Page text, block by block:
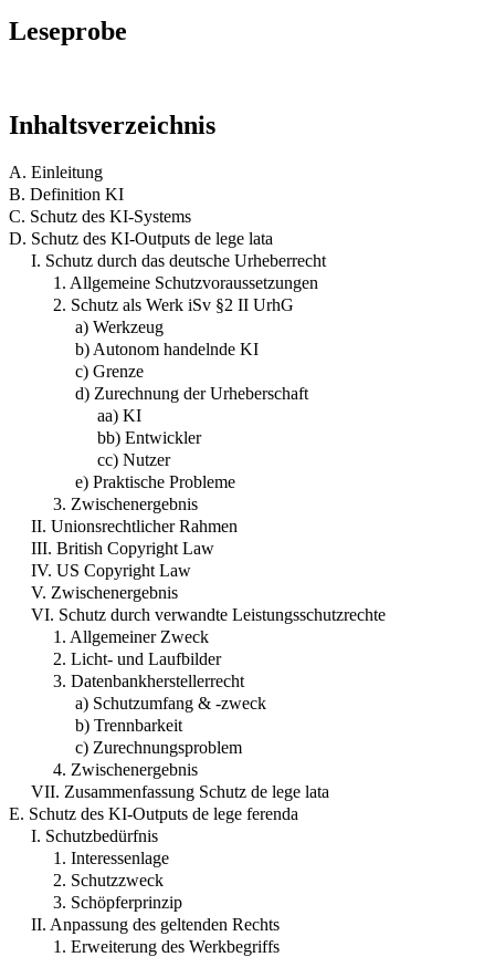
Leseprobe
Inhaltsverzeichnis
A. Einleitung
B. Definition KI
C. Schutz des KI-Systems
D. Schutz des KI-Outputs de lege lata
I. Schutz durch das deutsche Urheberrecht
1. Allgemeine Schutzvoraussetzungen
2. Schutz als Werk iSv §2 II UrhG
a) Werkzeug
b) Autonom handelnde KI
c) Grenze
d) Zurechnung der Urheberschaft
aa) KI
bb) Entwickler
cc) Nutzer
e) Praktische Probleme
3. Zwischenergebnis
II. Unionsrechtlicher Rahmen
III. British Copyright Law
IV. US Copyright Law
V. Zwischenergebnis
VI. Schutz durch verwandte Leistungsschutzrechte
1. Allgemeiner Zweck
2. Licht- und Laufbilder
3. Datenbankherstellerrecht
a) Schutzumfang & -zweck
b) Trennbarkeit
c) Zurechnungsproblem
4. Zwischenergebnis
VII. Zusammenfassung Schutz de lege lata
E. Schutz des KI-Outputs de lege ferenda
I. Schutzbedürfnis
1. Interessenlage
2. Schutzzweck
3. Schöpferprinzip
II. Anpassung des geltenden Rechts
1. Erweiterung des Werkbegriffs